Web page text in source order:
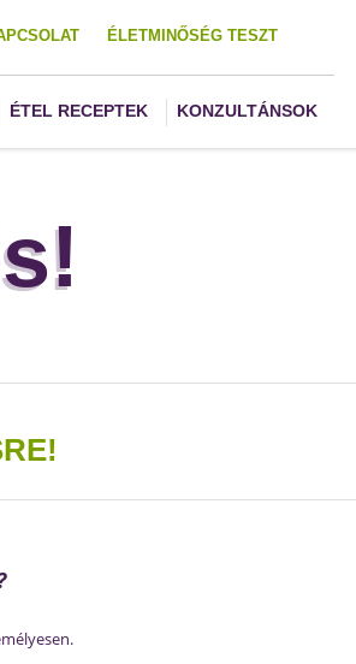
ÉLETMINŐSÉG TESZT
ÉTEL RECEPTEK KONZULTÁNSOK